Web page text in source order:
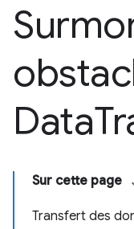
Data
Sur cette page
Transfert des